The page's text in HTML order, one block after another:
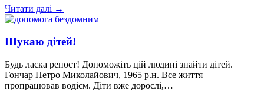
Читати далі →
Шукаю дітей!
Будь ласка репост! Допоможіть цій людині знайти дітей.
Гончар Петро Миколайович, 1965 р.н. Все життя
пропрацював водієм. Діти вже дорослі,…